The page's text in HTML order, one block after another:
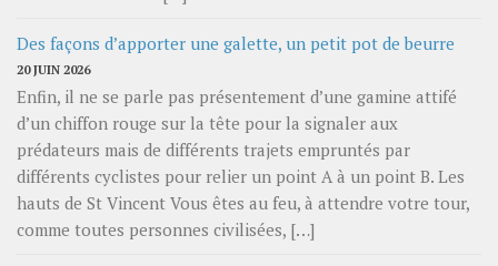
Des façons d’apporter une galette, un petit pot de beurre
20 JUIN 2026
Enfin, il ne se parle pas présentement d’une gamine attifé
d’un chiffon rouge sur la tête pour la signaler aux
prédateurs mais de différents trajets empruntés par
différents cyclistes pour relier un point A à un point B. Les
hauts de St Vincent Vous êtes au feu, à attendre votre tour,
comme toutes personnes civilisées, […]